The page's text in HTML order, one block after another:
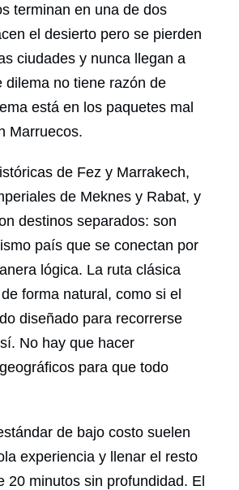
terminan en una de dos
el desierto pero se pierden
ciudades y nunca llegan a
dilema no tiene razón de
está en los paquetes mal
Marruecos.
de Fez y Marrakech,
de Meknes y Rabat, y
destinos separados: son
país que se conectan por
lógica. La ruta clásica
forma natural, como si el
diseñado para recorrerse
No hay que hacer
para que todo
de bajo costo suelen
experiencia y llenar el resto
20 minutos sin profundidad. El